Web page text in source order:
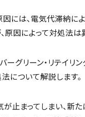
には、電気代滞納に
原因によって対処法は
ーグリーン・リテイリ
について解説します。
止まってしまい、新